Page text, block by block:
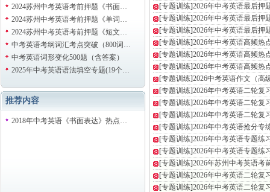
2024苏州中考英语考前押题《书面…
2024苏州中考英语考前押题《单词…
2024苏州中考英语考前押题《短文…
中考英语考纲词汇考点突破（800词…
中考英语词形变化500题（含答案）
2025年中考英语语法填空专题(19个…
推荐内容
2018年中考英语《书面表达》热点…
[专题训练]2026年中考英语最后押
[专题训练]2026年中考英语最后押
[专题训练]2026年中考英语最后押
[专题训练]2026年中考英语高频热
[专题训练]2026年中考英语高频热
[专题训练]2026年中考英语高频热
[专题训练]2026中考英语作文（高
[专题训练]2026年中考英语二轮
[专题训练]2026年中考英语二轮
[专题训练]2026年中考英语二轮
[专题训练]2026年中考英语抢分专
[专题训练]2026年中考英语专题练
[专题训练]2026年中考英语专题练
[专题训练]2026年苏州中考英语考
[专题训练]2026年中考英语二轮
[专题训练]2026年中考英语二轮